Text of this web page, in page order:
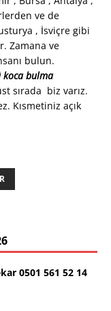
ve de
, İsviçre gibi
Zamana ve
bulun.
koca bulma
sırada biz varız.
Kısmetiniz açık
0501 561 52 14